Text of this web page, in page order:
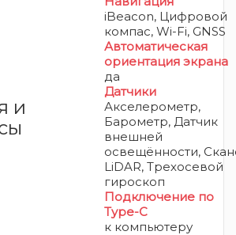
и
iBeacon, Цифровой
компас, Wi-Fi, GNSS
Автоматическая
ориентация экрана
да
Датчики
Акселерометр,
Барометр, Датчик
внешней
освещённости,
LiDAR, Трехосевой
гироскоп
Подключение по
Type-C
к компьютеру